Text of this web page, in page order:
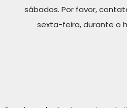
sábados. Por favor,
sexta-feira, durante o